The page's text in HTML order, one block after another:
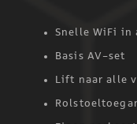
Snelle WiFi in
Basis AV-set
Lift naar alle